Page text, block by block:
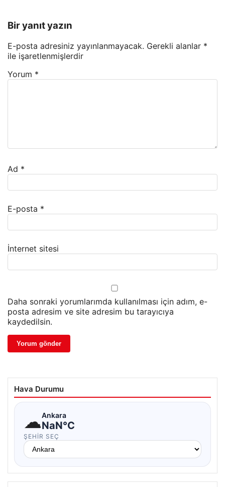
Bir yanıt yazın
E-posta adresiniz yayınlanmayacak. Gerekli alanlar *
ile işaretlenmişlerdir
Yorum *
Ad *
E-posta *
İnternet sitesi
Daha sonraki yorumlarımda kullanılması için adım, e-
posta adresim ve site adresim bu tarayıcıya
kaydedilsin.
Hava Durumu
☁Ankara
NaN°C
ŞEHIR SEÇ